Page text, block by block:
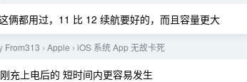
俩都用过，11 比 12 续航要好的，而且容量更大
From313 › Apple › iOS 系统 App 无故卡死
充上电后的 短时间内更容易发生